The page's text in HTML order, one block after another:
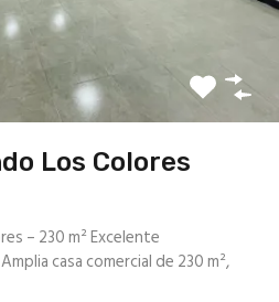
Los Colores
– 230 m² Excelente
casa comercial de 230 m²,